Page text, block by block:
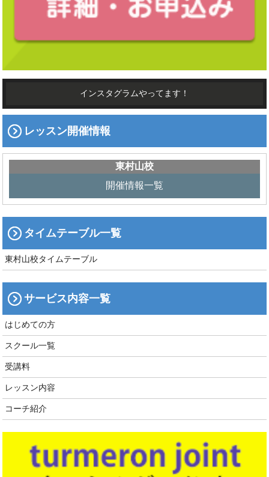
インスタグラムやってます！
レッスン開催情報
東村山校
開催情報一覧
タイムテーブル一覧
東村山校タイムテーブル
サービス内容一覧
はじめての方
スクール一覧
受講料
レッスン内容
コーチ紹介